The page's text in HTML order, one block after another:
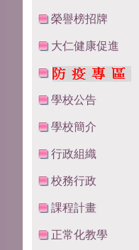
榮譽榜招牌
大仁健康促進
學校公告
學校簡介
行政組織
校務行政
課程計畫
正常化教學